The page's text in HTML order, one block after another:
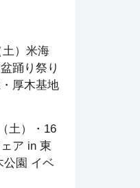
土）米海
踊り祭り
厚木基地
土）・16
ア in 東
公園 イベ